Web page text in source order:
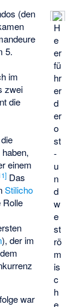
H
e
er
fü
hr
er
d
er
o
st
-
u
n
d
w
e
st
rö
m
is
c
h
(den
5.
im
zwei
die
einem
] Das
Stilicho
Rolle
), der im
war